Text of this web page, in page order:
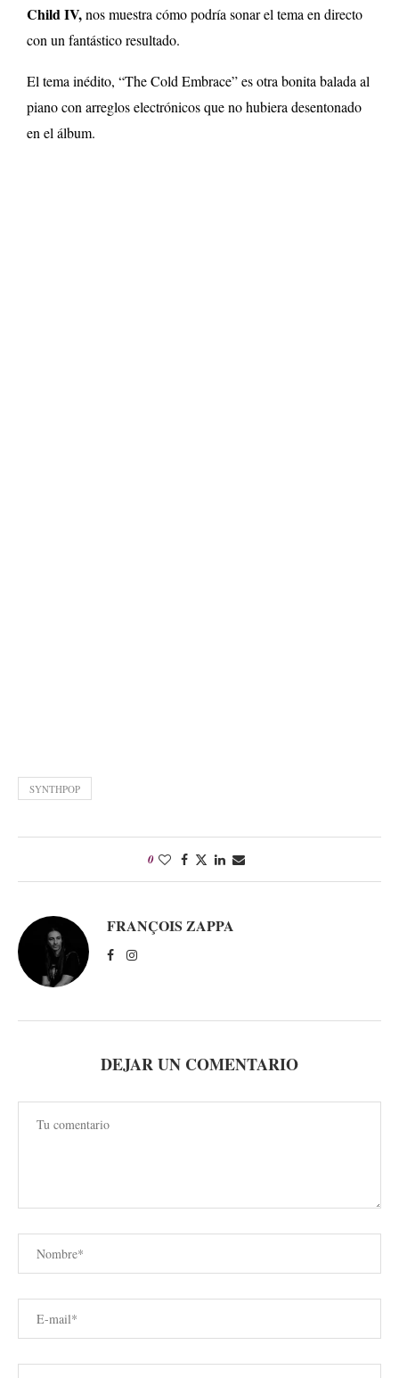
Child IV,nos muestra cómo podría sonar el tema en directo
con un fantástico resultado.
El tema inédito, “The Cold Embrace” es otra bonita balada al
piano con arreglos electrónicos que no hubiera desentonado
en el álbum.
SYNTHPOP
0
FRANÇOIS ZAPPA
DEJAR UN COMENTARIO